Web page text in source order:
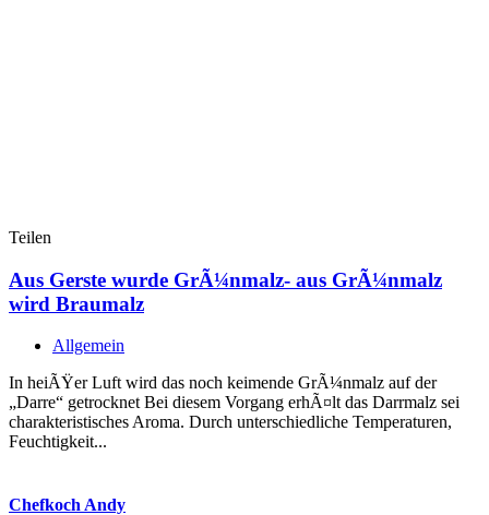
Teilen
Aus Gerste wurde GrÃ¼nmalz- aus GrÃ¼nmalz
wird Braumalz
Allgemein
In heiÃŸer Luft wird das noch keimende GrÃ¼nmalz auf der
„Darre“ getrocknet Bei diesem Vorgang erhÃ¤lt das Darrmalz sei
charakteristisches Aroma. Durch unterschiedliche Temperaturen,
Feuchtigkeit...
Chefkoch Andy